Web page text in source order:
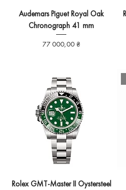
Audemars Piguet Royal Oak
Chronograph 41 mm
Ціна
77 000,00 ₴
Rolex GMT-Master II Oystersteel